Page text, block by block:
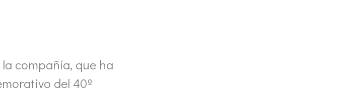
compañía, que ha
del 40º